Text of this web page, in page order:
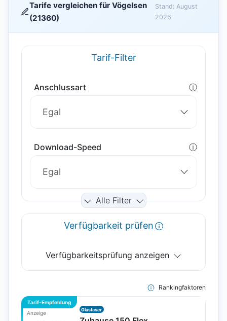
Tarife vergleichen für Vögelsen
(21360)
Stand: August
2026